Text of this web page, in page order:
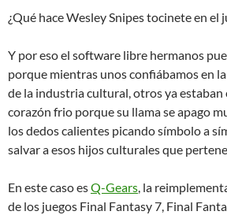
¿Qué hace Wesley Snipes tocinete en el
Y por eso el software libre hermanos
porque mientras unos confiábamos en
de la industria cultural, otros ya estaban
corazón frio porque su llama se apago
los dedos calientes picando símbolo a
salvar a esos hijos culturales que
En este caso esQ-Gears, la
de los juegos Final Fantasy 7, Final